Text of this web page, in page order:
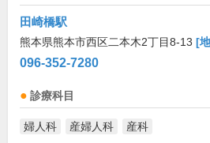
田崎橋駅
熊本県熊本市西区二本木2丁目8-13 [
096-352-7280
診療科目
婦人科 産婦人科 産科